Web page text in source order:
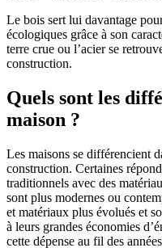
Le bois sert lui davantage
écologiques grâce à son
terre crue ou l’acier se
construction.
Quels sont les
maison ?
Les maisons se différencient
construction. Certaines
traditionnels avec des
sont plus modernes ou
et matériaux plus évolués et
à leurs grandes économies
cette dépense au fil des